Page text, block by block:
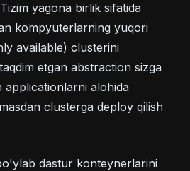
yagona birlik sifatida
kompyuterlarning yuqori
available) clusterini
etgan abstraction sizga
applicationlarni alohida
clusterga deploy qilish
dastur konteynerlarini